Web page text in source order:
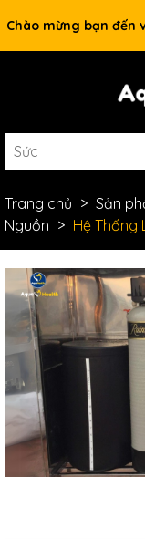
Chào mừng bạn đến
Trang chủ Sản
Nguồn
Hệ Thống